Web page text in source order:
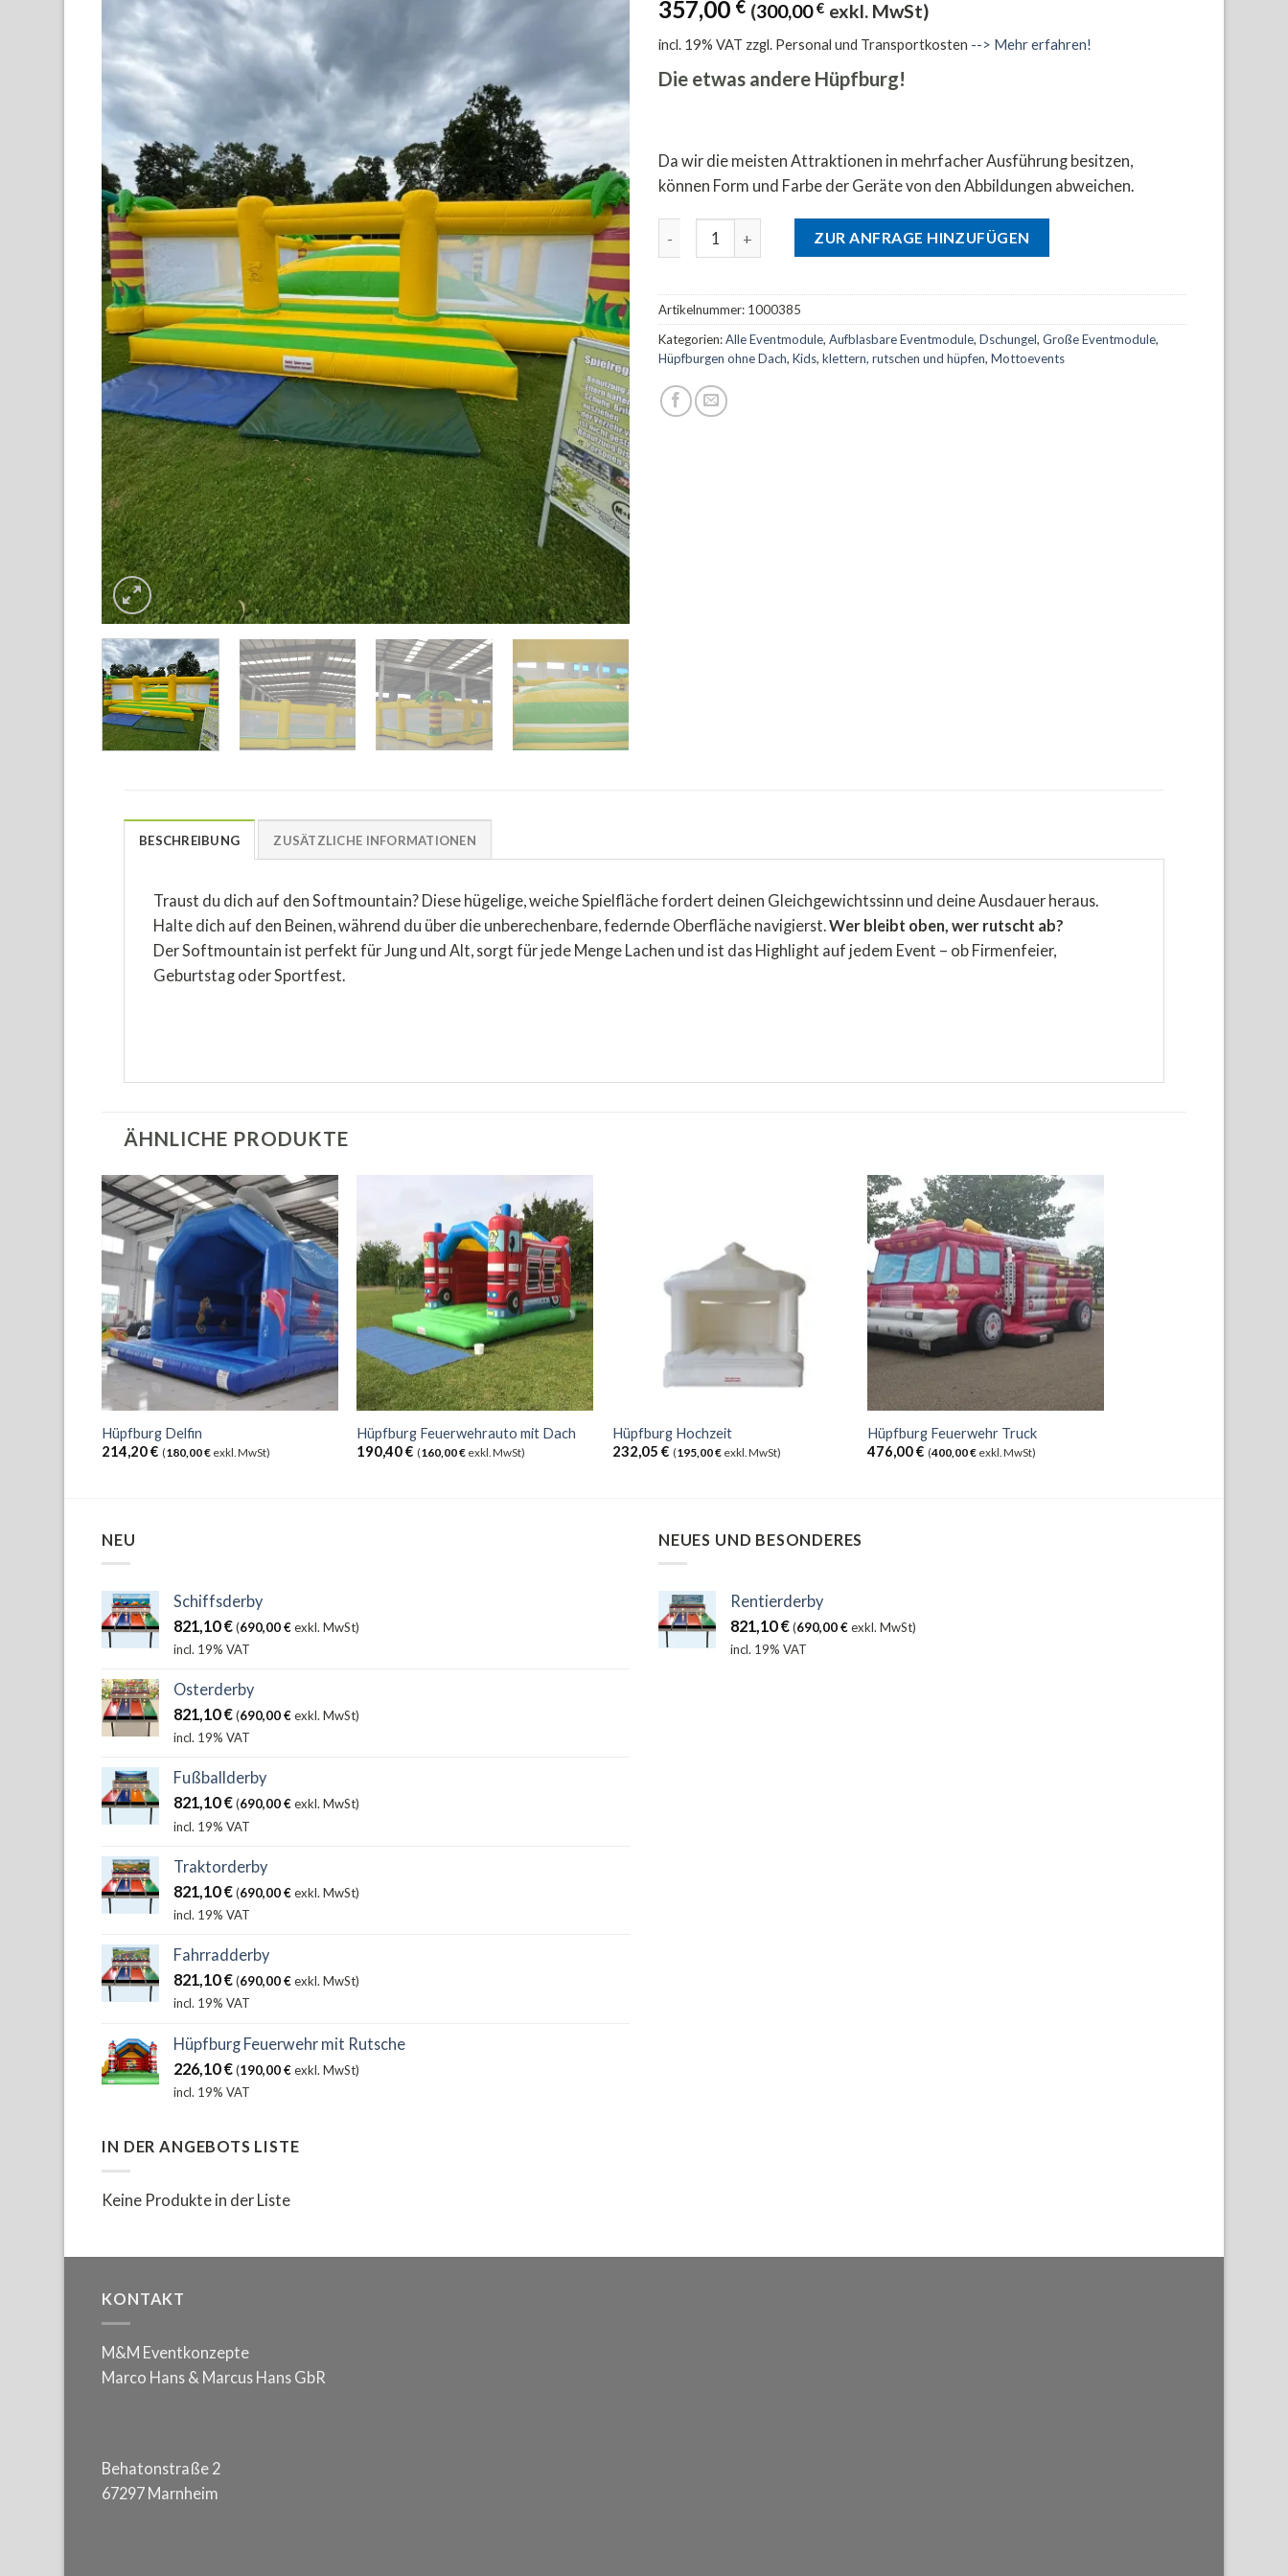
357,00 € (300,00€ exkl. MwSt)
incl. 19% VAT zzgl. Personal und Transportkosten --> Mehr erfahren!
Die etwas andere Hüpfburg!
Da wir die meisten Attraktionen in mehrfacher Ausführung besitzen,
können Form und Farbe der Geräte von den Abbildungen abweichen.
Softmountain Menge ZUR ANFRAGE HINZUFÜGEN
Artikelnummer: 1000385
Kategorien:Alle Eventmodule, Aufblasbare Eventmodule, Dschungel, Große Eventmodule,
Hüpfburgen ohne Dach, Kids, klettern, rutschen und hüpfen, Mottoevents
BESCHREIBUNG ZUSÄTZLICHE INFORMATIONEN
Traust du dich auf den Softmountain? Diese hügelige, weiche Spielfläche fordert deinen Gleichgewichtssinn und deine Ausdauer heraus.
Halte dich auf den Beinen, während du über die unberechenbare, federnde Oberfläche navigierst.Wer bleibt oben, wer rutscht ab?
Der Softmountain ist perfekt für Jung und Alt, sorgt für jede Menge Lachen und ist das Highlight auf jedem Event – ob Firmenfeier,
Geburtstag oder Sportfest.
ÄHNLICHE PRODUKTE
Hüpfburg Delfin
214,20€ (180,00€ exkl. MwSt)
Hüpfburg Feuerwehrauto mit Dach
190,40€ (160,00€ exkl. MwSt)
Hüpfburg Hochzeit
232,05 € (195,00€exkl. MwSt)
Hüpfburg Feuerwehr Truck
476,00€ (400,00€exkl. MwSt)
NEU
Schiffsderby
821,10€ (690,00€exkl. MwSt)
incl. 19% VAT
Osterderby
821,10€ (690,00€exkl. MwSt)
incl. 19% VAT
Fußballderby
821,10€ (690,00€exkl. MwSt)
incl. 19% VAT
Traktorderby
821,10€ (690,00€exkl. MwSt)
incl. 19% VAT
Fahrradderby
821,10€ (690,00€exkl. MwSt)
incl. 19% VAT
Hüpfburg Feuerwehr mit Rutsche
226,10€ (190,00€exkl. MwSt)
incl. 19% VAT
NEUES UND BESONDERES
Rentierderby
821,10€(690,00€exkl. MwSt)
incl. 19% VAT
IN DER ANGEBOTS LISTE
Keine Produkte in der Liste
KONTAKT
M&M Eventkonzepte
Marco Hans & Marcus Hans GbR
Behatonstraße 2
67297 Marnheim